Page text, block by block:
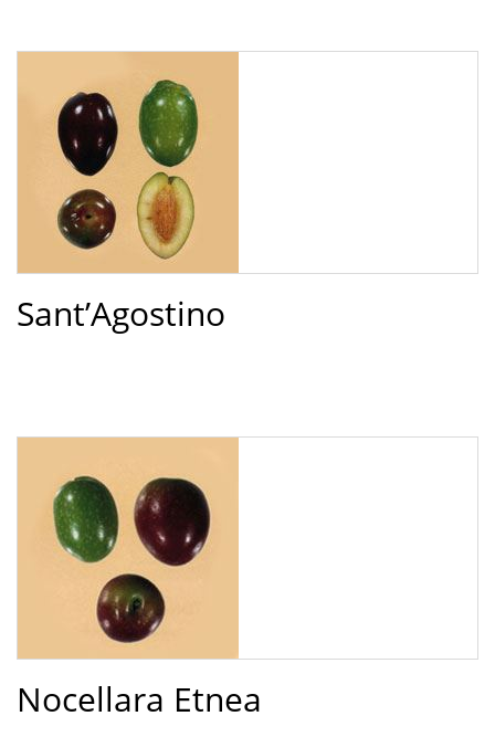
Sant’Agostino
Nocellara Etnea